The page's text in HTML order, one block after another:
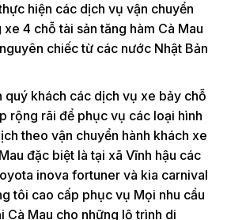
hiện các dịch vụ vận chuyển
xe 4 chỗ tài sản tăng hàm Cà Mau
chiếc từ các nước Nhật Bản
quý khách các dịch vụ xe bảy chỗ
rộng rãi để phục vụ các loại hình
theo vận chuyển hành khách xe
đặc biệt là tại xã Vĩnh hậu các
inova fortuner và kia carnival
tôi cao cấp phục vụ Mọi nhu cầu
Cà Mau cho những lộ trình di